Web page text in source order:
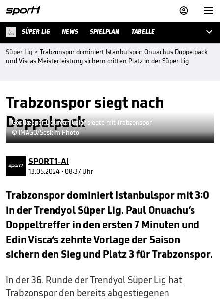


SÜPER LIG NEWS SPIELPLAN TABELLE 
Süper Lig > Trabzonspor dominiert Istanbulspor: Onuachus Doppelpack
und Viscas Meisterleistung sichern dritten Platz in der Süper Lig
Trabzonspor siegt nach
Doppelpack
Goalkeeper Ugurcan Cakir siegte mit Trabzonspor
© IMAGO/Seskim Photo
SPORT1-AI
13.05.2024 • 08:37 Uhr
Trabzonspor dominiert Istanbulspor mit 3:0
in der Trendyol Süper Lig. Paul Onuachu‘s
Doppeltreffer in den ersten 7 Minuten und
Edin Visca‘s zehnte Vorlage der Saison
sichern den Sieg und Platz 3 für Trabzonspor.
In der 36. Runde der Trendyol Süper Lig hat
Trabzonspor den bereits abgestiegenen